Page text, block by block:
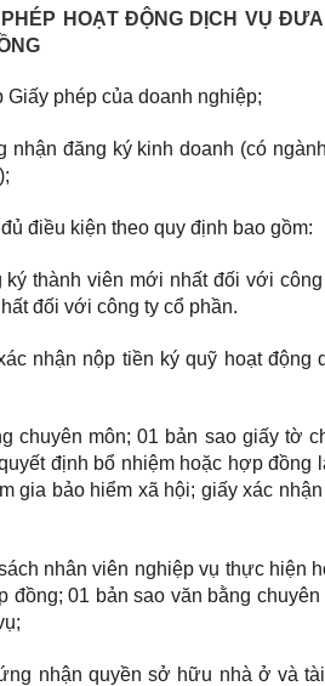
PHÉP HOẠT ĐỘNG DỊCH VỤ
Giấy phép của doanh nghiệp;
nhận đăng ký kinh doanh (có
điều kiện theo quy định bao gồm:
ký thành viên mới nhất đối với
đối với công ty cổ phần.
nhận nộp tiền ký quỹ hoạt
chuyên môn; 01 bản sao giấy tờ
định bổ nhiệm hoặc hợp
gia bảo hiểm xã hội; giấy xác
nhân viên nghiệp vụ thực hiện
01 bản sao văn bằng
nhận quyền sở hữu nhà ở và